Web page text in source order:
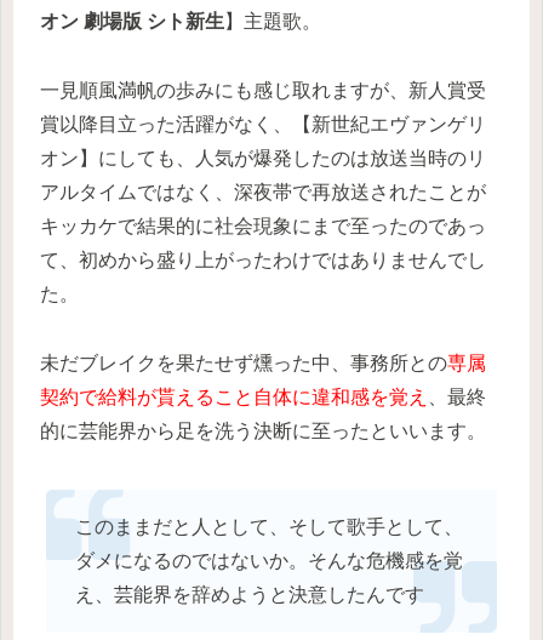
オン 劇場版 シト新生 】主題歌。
一見順風満帆の歩みにも感じ取れますが、新人賞受
賞以降目立った活躍がなく、【新世紀エヴァンゲリ
オン】にしても、人気が爆発したのは放送当時のリ
アルタイムではなく、深夜帯で再放送されたことが
キッカケで結果的に社会現象にまで至ったのであっ
て、初めから盛り上がったわけではありませんでし
た。
未だブレイクを果たせず燻った中、事務所との専属
契約で給料が貰えること自体に違和感を覚え
、最終
的に芸能界から足を洗う決断に至ったといいます。
このままだと人として、そして歌手として、
ダメになるのではないか。そんな危機感を覚
え、芸能界を辞めようと決意したんです